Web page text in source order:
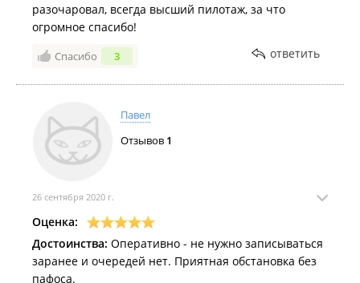
разочаровал, всегда высший пилотаж, за что
огромное спасибо!
Спасибо 3 ответить
Павел
Отзывов 1
26 сентября 2020 г.
Оценка:
Достоинства: Оперативно - не нужно записываться
заранее и очередей нет. Приятная обстановка без
пафоса.